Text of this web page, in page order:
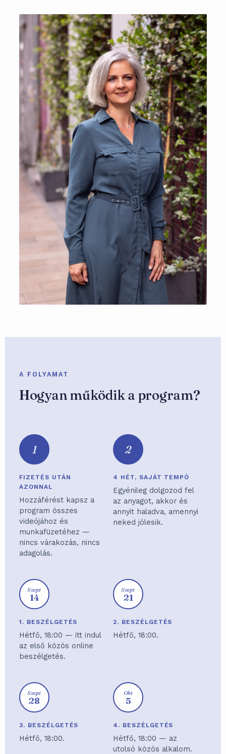
A FOLYAMAT
Hogyan működik a program?
1
FIZETÉS UTÁN
AZONNAL
Hozzáférést kapsz a
program összes
videójához és
munkafüzetéhez —
nincs várakozás, nincs
adagolás.
2
4 HÉT, SAJÁT TEMPÓ
Egyénileg dolgozod fel
az anyagot, akkor és
annyit haladva, amennyi
neked jólesik.
Szept
14
1. BESZÉLGETÉS
Hétfő, 18:00 — itt indul
az első közös online
beszélgetés.
Szept
21
2. BESZÉLGETÉS
Hétfő, 18:00.
Szept
28
3. BESZÉLGETÉS
Hétfő, 18:00.
Okt
5
4. BESZÉLGETÉS
Hétfő, 18:00 — az
utolsó közös alkalom.